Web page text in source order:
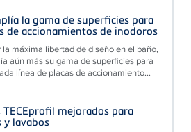
la gama de superficies para
de accionamientos de inodoros
la máxima libertad de diseño en el baño,
aún más su gama de superficies para
línea de placas de accionamiento...
mejorados para
y lavabos